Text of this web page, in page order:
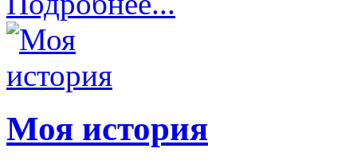
Моя история